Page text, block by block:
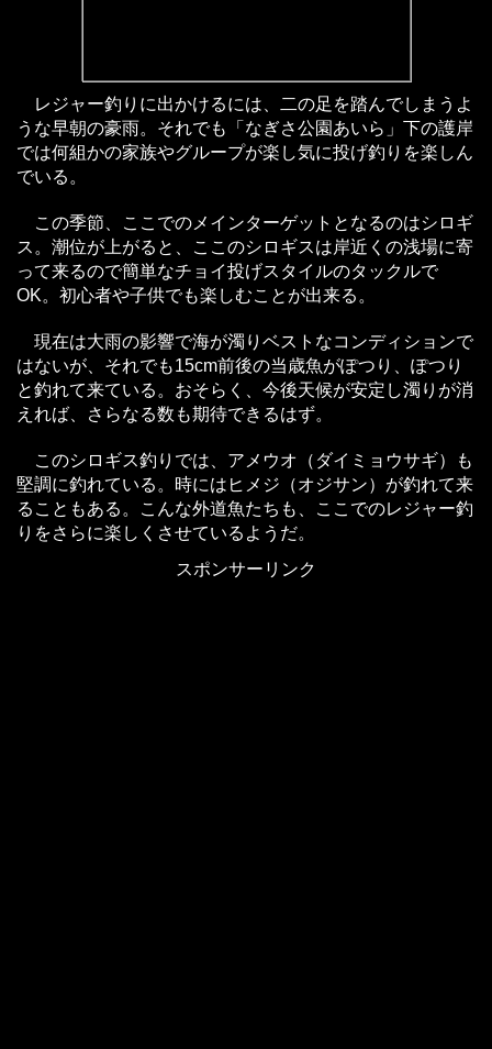
レジャー釣りに出かけるには、二の足を踏んでしまうよ
うな早朝の豪雨。それでも「なぎさ公園あいら」下の護岸
では何組かの家族やグループが楽し気に投げ釣りを楽しん
でいる。
この季節、ここでのメインターゲットとなるのはシロギ
ス。潮位が上がると、ここのシロギスは岸近くの浅場に寄
って来るので簡単なチョイ投げスタイルのタックルで
OK。初心者や子供でも楽しむことが出来る。
現在は大雨の影響で海が濁りベストなコンディションで
はないが、それでも15cm前後の当歳魚がぽつり、ぽつり
と釣れて来ている。おそらく、今後天候が安定し濁りが消
えれば、さらなる数も期待できるはず。
このシロギス釣りでは、アメウオ（ダイミョウサギ）も
堅調に釣れている。時にはヒメジ（オジサン）が釣れて来
ることもある。こんな外道魚たちも、ここでのレジャー釣
りをさらに楽しくさせているようだ。
スポンサーリンク